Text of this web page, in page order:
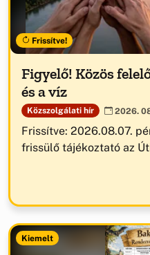
Frissítve!
Figyelő! Közös
és a víz
Közszolgálati hír 2026.
Frissítve: 2026.08.07.
frissülő tájékoztató az
Kiemelt